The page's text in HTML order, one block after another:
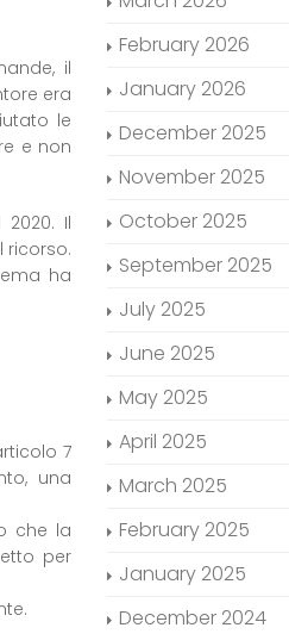
il
era
le
e non
Il
ricorso.
ha
7
una
che la
per
February 2026
January 2026
December 2025
November 2025
October 2025
September 2025
July 2025
June 2025
May 2025
April 2025
March 2025
February 2025
January 2025
December 2024